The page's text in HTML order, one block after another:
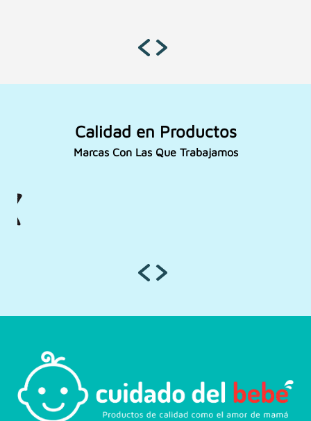
Calidad en Productos
Marcas Con Las Que Trabajamos